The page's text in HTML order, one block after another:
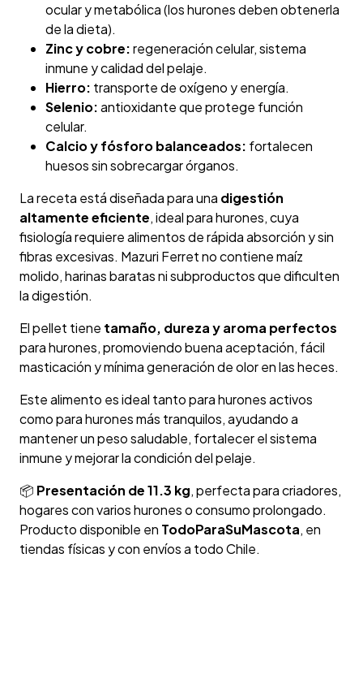
ocular y metabólica (los hurones deben obtenerla
de la dieta).
Zinc y cobre:regeneración celular, sistema
inmune y calidad del pelaje.
Hierro: transporte de oxígeno y energía.
Selenio:antioxidante que protege función
celular.
Calcio y fósforo balanceados: fortalecen
huesos sin sobrecargar órganos.
La receta está diseñada para una digestión
altamente eficiente, ideal para hurones, cuya
fisiología requiere alimentos de rápida absorción y sin
fibras excesivas. Mazuri Ferret no contiene maíz
molido, harinas baratas ni subproductos que dificulten
la digestión.
El pellet tiene tamaño, dureza y aroma perfectos
para hurones, promoviendo buena aceptación, fácil
masticación y mínima generación de olor en las heces.
Este alimento es ideal tanto para hurones activos
como para hurones más tranquilos, ayudando a
mantener un peso saludable, fortalecer el sistema
inmune y mejorar la condición del pelaje.
📦 Presentación de 11.3 kg, perfecta para criadores,
hogares con varios hurones o consumo prolongado.
Producto disponible en TodoParaSuMascota, en
tiendas físicas y con envíos a todo Chile.